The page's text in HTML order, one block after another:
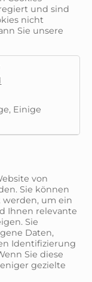
und sind
nicht
Sie unsere
Einige
von
Sie können
um ein
Ihnen relevante
Sie
Daten,
Identifizierung
Sie diese
gezielte